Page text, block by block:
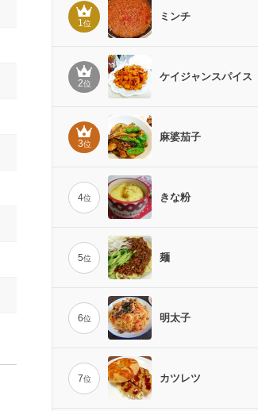
1位
ミンチ
2位
ケイジャンスパイス
3位
麻婆茄子
4位 きな粉
5位 麺
6位 明太子
7位 カツレツ